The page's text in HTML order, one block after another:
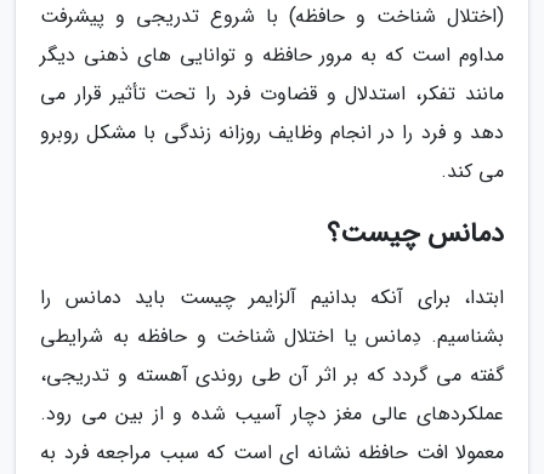
(اختلال شناخت و حافظه) با شروع تدریجی و پیشرفت
مداوم است که به مرور حافظه و توانایی های ذهنی دیگر
مانند تفکر، استدلال و قضاوت فرد را تحت تأثیر قرار می
دهد و فرد را در انجام وظایف روزانه زندگی با مشکل روبرو
می کند.
دمانس چیست؟
ابتدا، برای آنکه بدانیم آلزایمر چیست باید دمانس را
بشناسیم. دِمانس یا اختلال شناخت و حافظه به شرایطی
گفته می گردد که بر اثر آن طی روندی آهسته و تدریجی،
عملکردهای عالی مغز دچار آسیب شده و از بین می رود.
معمولا افت حافظه نشانه ای است که سبب مراجعه فرد به